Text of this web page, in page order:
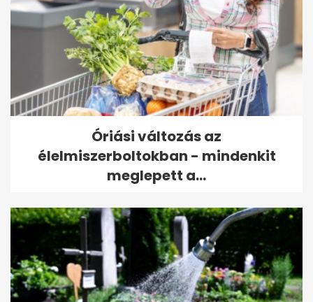
Óriási változás az
élelmiszerboltokban - mindenkit
meglepett a...